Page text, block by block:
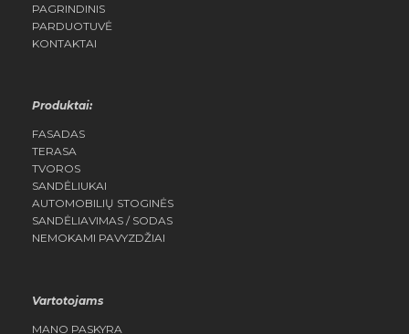
PAGRINDINIS
PARDUOTUVĖ
KONTAKTAI
Produktai:
FASADAS
TERASA
TVOROS
SANDĖLIUKAI
AUTOMOBILIŲ STOGINĖS
SANDĖLIAVIMAS / SODAS
NEMOKAMI PAVYZDŽIAI
Vartotojams
MANO PASKYRA